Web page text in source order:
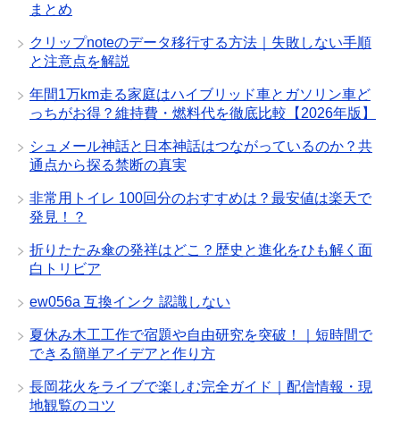
まとめ
クリップnoteのデータ移行する方法｜失敗しない手順
と注意点を解説
年間1万km走る家庭はハイブリッド車とガソリン車ど
っちがお得？維持費・燃料代を徹底比較【2026年版】
シュメール神話と日本神話はつながっているのか？共
通点から探る禁断の真実
非常用トイレ 100回分のおすすめは？最安値は楽天で
発見！？
折りたたみ傘の発祥はどこ？歴史と進化をひも解く面
白トリビア
ew056a 互換インク 認識しない
夏休み木工工作で宿題や自由研究を突破！｜短時間で
できる簡単アイデアと作り方
長岡花火をライブで楽しむ完全ガイド｜配信情報・現
地観覧のコツ